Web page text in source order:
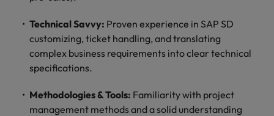
Technical Savvy: Proven experience in SAP SD
customizing, ticket handling, and translating
complex business requirements into clear technical
specifications.
Methodologies & Tools: Familiarity with project
management methods and a solid understanding